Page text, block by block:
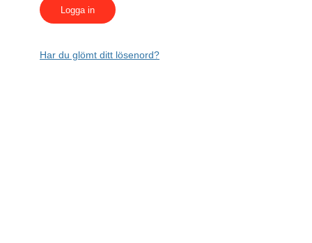
Har du glömt ditt lösenord?